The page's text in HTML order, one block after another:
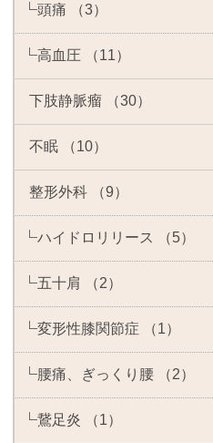
頭痛 （3）
高血圧 （11）
下肢静脈瘤 （30）
不眠 （10）
整形外科 （9）
ハイドロリリース （5）
五十肩 （2）
変形性膝関節症 （1）
腰痛、ぎっくり腰 （2）
鵞足炎 （1）